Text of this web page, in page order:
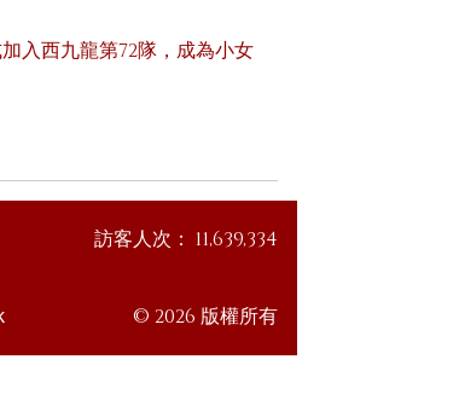
入西九龍第72隊，成為小女
訪客人次： 11,639,334
© 2026 版權所有